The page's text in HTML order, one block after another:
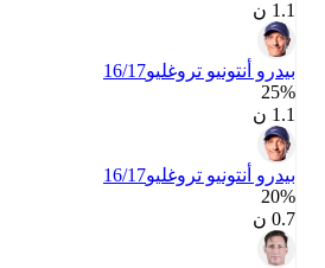
بيدرو أنتونيو تروغليو16/17
25‎%‎
بيدرو أنتونيو تروغليو16/17
20‎%‎